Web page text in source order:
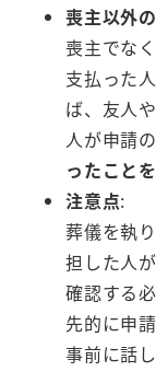
喪主以外
喪主でな
支払った
ば、友人
人が申請
ったこと
注意点:
葬儀を執
担した人
確認する
先的に申
事前に話